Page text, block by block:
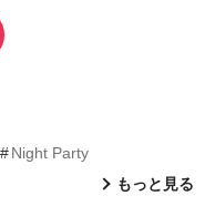
Night Party
もっと見る